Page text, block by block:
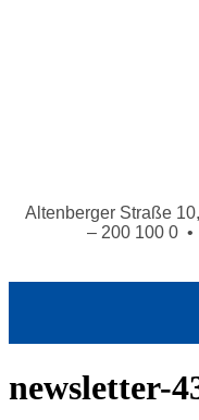
Altenberger Straße
– 200 100 0 •
newsletter-